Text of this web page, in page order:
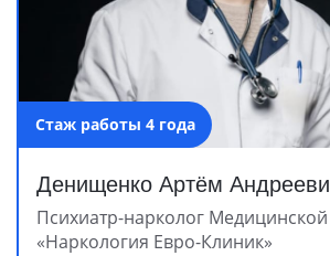
Стаж работы 4 года
Денищенко Артём
Психиатр-нарколог
«Наркология Евро-Клиник»